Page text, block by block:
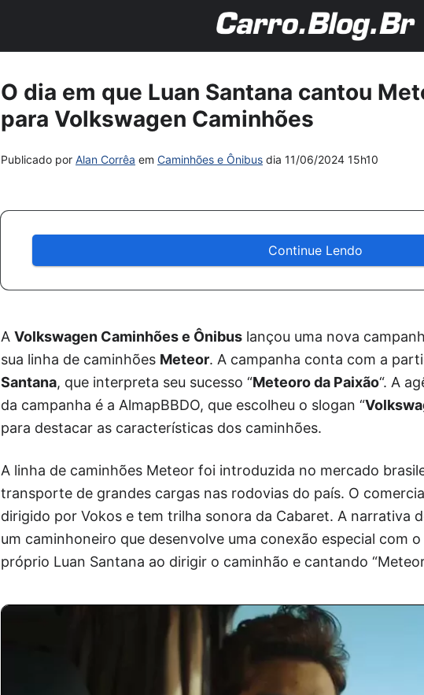
O dia em que Luan Santana cantou
para Volkswagen Caminhões
Publicado por Alan Corrêa em Caminhões e Ônibus dia 11/06/2024 15h10
Continue Lendo
A Volkswagen Caminhões e Ônibus lançou uma nova
sua linha de caminhões Meteor. A campanha conta com a
Santana, que interpreta seu sucesso “Meteoro da Paixão“. A
da campanha é a AlmapBBDO, que escolheu o slogan “
para destacar as características dos caminhões.
A linha de caminhões Meteor foi introduzida no mercado
transporte de grandes cargas nas rodovias do país. O
dirigido por Vokos e tem trilha sonora da Cabaret. A narrativa
um caminhoneiro que desenvolve uma conexão especial com
próprio Luan Santana ao dirigir o caminhão e cantando